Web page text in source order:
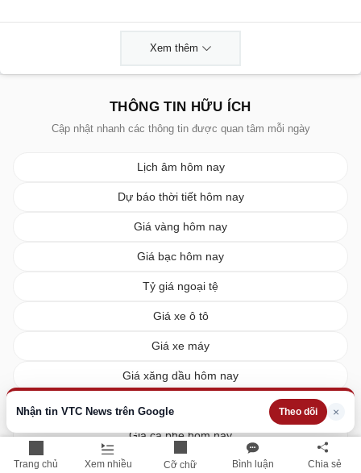
Trang chủ Xem nhiều Cỡ chữ Bình luận Chia sẻ
Nhận tin VTC News trên Google Theo dõi ×
Xem thêm
THÔNG TIN HỮU ÍCH
Cập nhật nhanh các thông tin được quan tâm mỗi ngày
Lịch âm hôm nay
Dự báo thời tiết hôm nay
Giá vàng hôm nay
Giá bạc hôm nay
Tỷ giá ngoại tệ
Giá xe ô tô
Giá xe máy
Giá xăng dầu hôm nay
Giá tiêu hôm nay
Giá cà phê hôm nay
Giá lúa gạo hôm nay